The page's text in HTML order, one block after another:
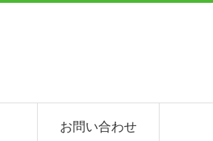
お問い合わせ